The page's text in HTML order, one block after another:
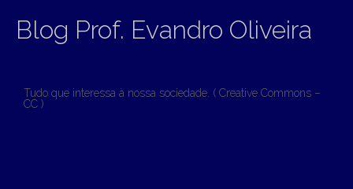
Blog Prof. Evandro Oliveira
Tudo que interessa à nossa sociedade. ( Creative Commons –
CC )